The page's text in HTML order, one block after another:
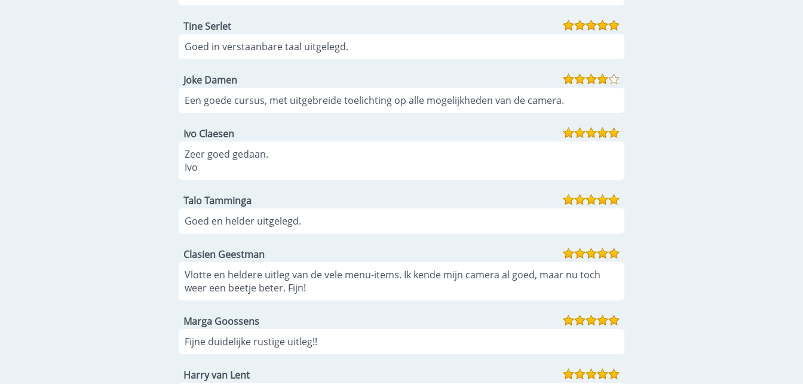
Tine Serlet
Goed in verstaanbare taal uitgelegd.
Joke Damen
Een goede cursus, met uitgebreide toelichting op alle mogelijkheden van de camera.
Ivo Claesen
Zeer goed gedaan.
Ivo
Talo Tamminga
Goed en helder uitgelegd.
Clasien Geestman
Vlotte en heldere uitleg van de vele menu-items. Ik kende mijn camera al goed, maar nu toch
weer een beetje beter. Fijn!
Marga Goossens
Fijne duidelijke rustige uitleg!!
Harry van Lent